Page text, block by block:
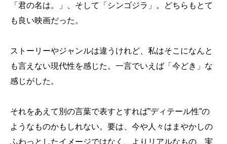
「君の名は。」、そして「シンゴジラ」。どちらもとて
も良い映画だった。
ストーリーやジャンルは違うけれど、私はそこになんと
も言えない現代性を感じた。一言でいえば「今どき」な
感じがした。
それをあえて別の言葉で表すとすれば”ディテール性”の
ようなものかもしれない。要は、今や人々はまやかしの
ふわっとしたイメージではなく、よりリアルなもの、実